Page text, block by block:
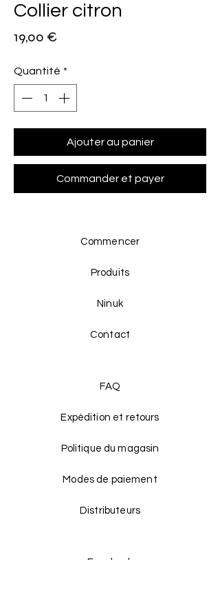
Collier citron
19,00 €
Quantité *
Ajouter au panier
Commander et payer
Commencer
Produits
Ninuk
Contact
FAQ
Expédition et retours
Politique du magasin
Modes de paiement
Distributeurs
Facebook